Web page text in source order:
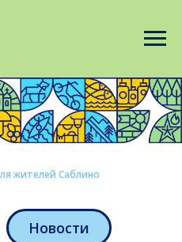
жителей Саблино
Новости